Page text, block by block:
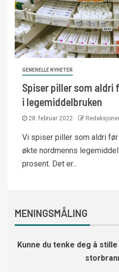
GENERELLE NYHETER
Spiser piller som
i legemiddelbruken
28. februar 2022
Vi spiser piller som aldri
økte nordmenns
prosent. Det er...
MENINGSMÅLING
Kunne du tenke deg å